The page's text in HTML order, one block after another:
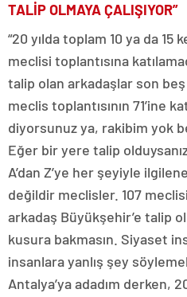
TALİP OLMAYA ÇALIŞIYOR”
“20 yılda toplam 10 ya da
meclisi toplantısına
talip olan arkadaşlar son beş
meclis toplantısının 71’ine
diyorsunuz ya, rakibim yok
Eğer bir yere talip
A’dan Z’ye her şeyiyle
değildir meclisler. 107
arkadaş Büyükşehir’e talip
kusura bakmasın. Siyaset
insanlara yanlış şey
Antalya’ya adadım derken,